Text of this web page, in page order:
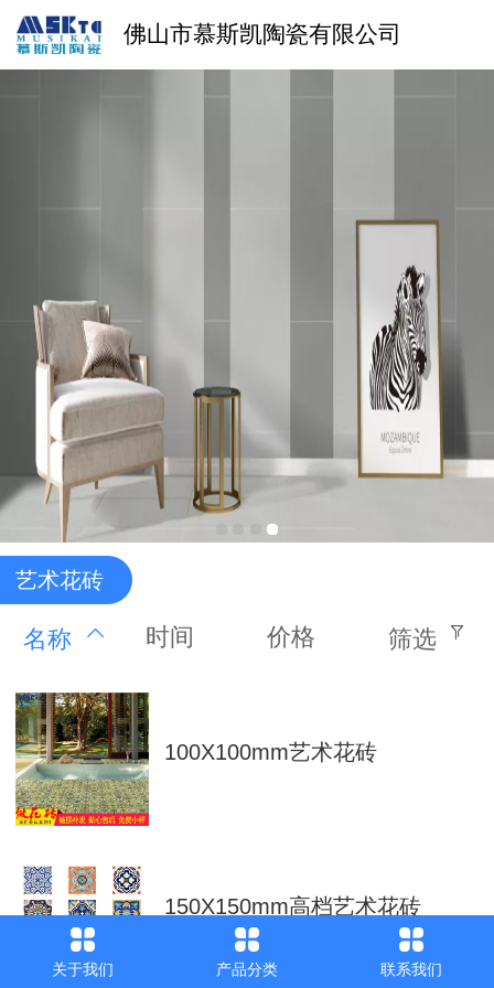
佛山市慕斯凯陶瓷有限公司
艺术花砖
名称 时间 价格 筛选
100X100mm艺术花砖
150X150mm高档艺术花砖
关于我们 产品分类 联系我们